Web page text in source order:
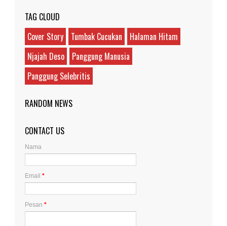
TAG CLOUD
Cover Story
Tumbak Cucukan
Halaman Hitam
Njajah Deso
Panggung Manusia
Panggung Selebritis
RANDOM NEWS
CONTACT US
Nama
Email *
Pesan *